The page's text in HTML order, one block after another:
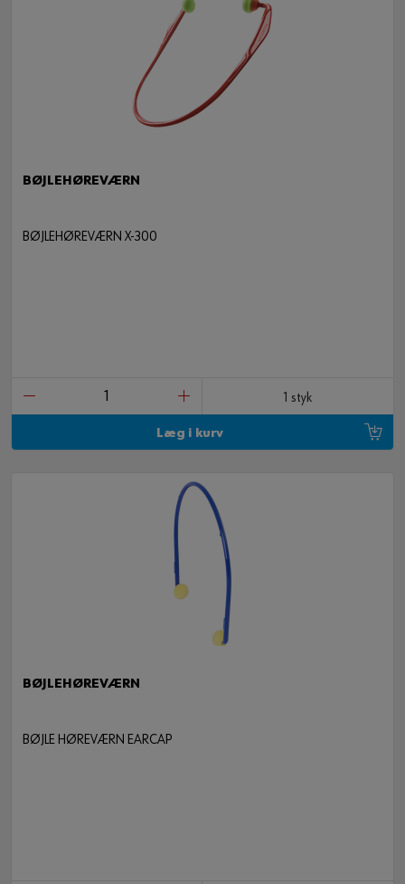
BØJLEHØREVÆRN
BØJLEHØREVÆRN X-300
1 styk
Læg i kurv
BØJLEHØREVÆRN
BØJLE HØREVÆRN EARCAP